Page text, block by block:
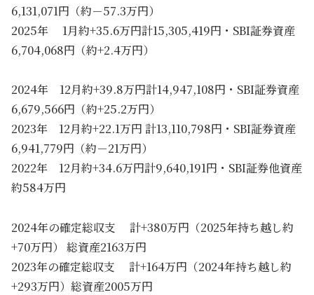
6,131,071円（約－57.3万円）
2025年 1月約+35.6万円計15,305,419円・SBI証券資産
6,704,068円（約+2.4万円）
2024年 12月約+39.8万円計14,947,108円・SBI証券資産
6,679,566円（約+25.2万円）
2023年 12月約+22.1万円 計13,110,798円・SBI証券資産
6,941,779円（約－21万円）
2022年 12月約+34.6万円計9,640,191円・SBI証券他資産
約584万円
2024年の確定総収支 計+380万円（2025年持ち越し約
+70万円） 総資産2163万円
2023年の確定総収支 計+164万円（2024年持ち越し約
+293万円）総資産2005万円